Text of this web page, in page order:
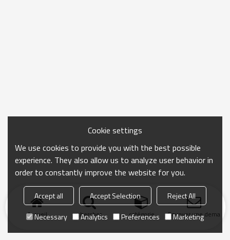
Accueil chercher catégorie Envoyer une
Cookie settings
We use cookies to provide you with the best possible
experience. They also allow us to analyze user behavior in
order to constantly improve the website for you.
Accept all Accept Selection
Reject All
Necessary
Analytics Preferences Marketing